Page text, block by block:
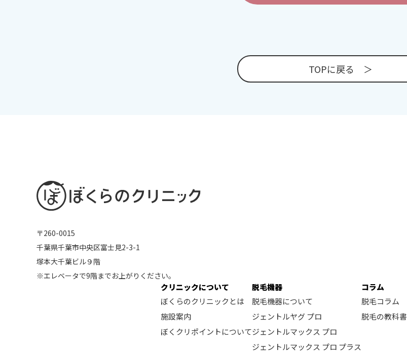
TOPに戻る
〒260-0015
千葉県千葉市中央区富士見2-3-1
塚本大千葉ビル９階
※エレベータで9階までお上がりください。
クリニックについて
ぼくらのクリニックとは
施設案内
ぼくクリポイントについて
脱毛機器
脱毛機器について
ジェントルヤグ プロ
ジェントルマックス プロ
ジェントルマックス プロ プラス
コラム
脱毛コラム
脱毛の教科書